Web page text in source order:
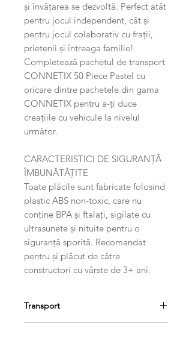
și învățarea se dezvoltă. Perfect atât
pentru jocul independent, cât și
pentru jocul colaborativ cu frații,
prietenii și întreaga familie!
Completează pachetul de transport
CONNETIX 50 Piece Pastel cu
oricare dintre pachetele din gama
CONNETIX pentru a-ți duce
creațiile cu vehicule la nivelul
următor.
CARACTERISTICI DE SIGURANȚĂ
ÎMBUNĂTĂȚITE
Toate plăcile sunt fabricate folosind
plastic ABS non-toxic, care nu
conține BPA și ftalați, sigilate cu
ultrasunete și nituite pentru o
siguranță sporită. Recomandat
pentru și plăcut de către
constructori cu vârste de 3+ ani.
Transport